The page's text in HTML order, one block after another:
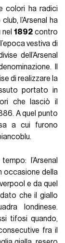
colori ha radici
l’Arsenal ha
1892contro
vestiva di
dell’Arsenal
Il
di realizzare la
portato in
che lasciò il
A quel punto
a cui furono
l’Arsenal
occasione della
e da quel
che il giallo
londinese.
tifosi quando,
fra il